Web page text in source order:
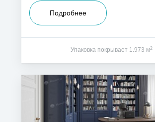
Подробнее
Упаковка покрывает 1.973 м2